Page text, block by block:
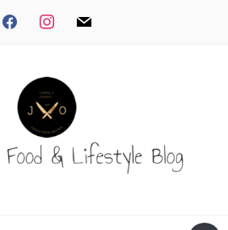
facebookinstagrammail